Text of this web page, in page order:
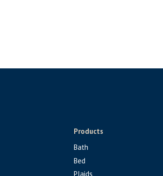
Products
Bath
Bed
Plaids